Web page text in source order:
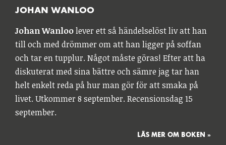
JOHAN WANLOO
Johan Wanloolever ett så händelselöst liv att han
till och med drömmer om att han ligger på soffan
och tar en tupplur. Något måste göras! Efter att ha
diskuterat med sina bättre och sämre jag tar han
helt enkelt reda på hur man gör för att smaka på
livet. Utkommer 8 september. Recensionsdag 15
september.
LÄS MER OM BOKEN »